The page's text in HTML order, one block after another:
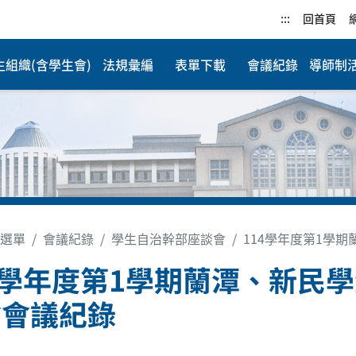
::: 回首頁
組織(含學生會) 法規彙編 表單下載 會議紀錄 導師制
單 會議紀錄 學生自治幹部座談會 114學年度第1學期
年度第1學期蘭潭、新民
議紀錄